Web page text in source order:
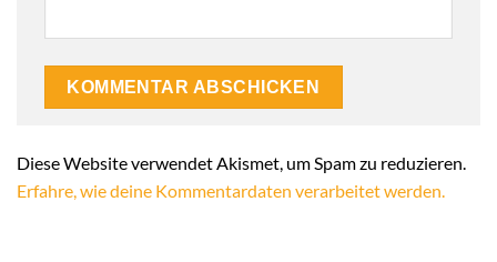
Diese Website verwendet Akismet, um Spam zu reduzieren.
Erfahre, wie deine Kommentardaten verarbeitet werden.